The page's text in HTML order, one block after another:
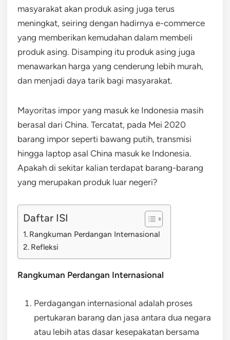
masyarakat akan produk asing juga terus
meningkat, seiring dengan hadirnya e-commerce
yang memberikan kemudahan dalam membeli
produk asing. Disamping itu produk asing juga
menawarkan harga yang cenderung lebih murah,
dan menjadi daya tarik bagi masyarakat.
Mayoritas impor yang masuk ke Indonesia masih
berasal dari China. Tercatat, pada Mei 2020
barang impor seperti bawang putih, transmisi
hingga laptop asal China masuk ke Indonesia.
Apakah di sekitar kalian terdapat barang-barang
yang merupakan produk luar negeri?
Daftar ISI
Rangkuman Perdangan Internasional
Refleksi
Rangkuman Perdangan Internasional
Perdagangan internasional adalah proses
pertukaran barang dan jasa antara dua negara
atau lebih atas dasar kesepakatan bersama